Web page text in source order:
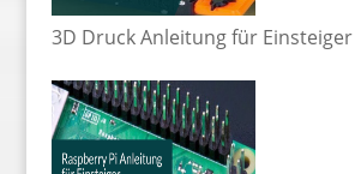
3D Druck Anleitung für Einsteiger